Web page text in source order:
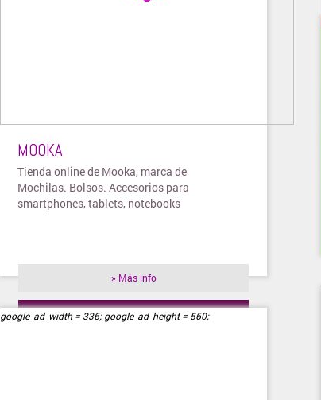
MOOKA
Tienda online de Mooka, marca de
Mochilas. Bolsos. Accesorios para
smartphones, tablets, notebooks
» Más info
» Visitar tienda
google_ad_width = 336; google_ad_height = 560;